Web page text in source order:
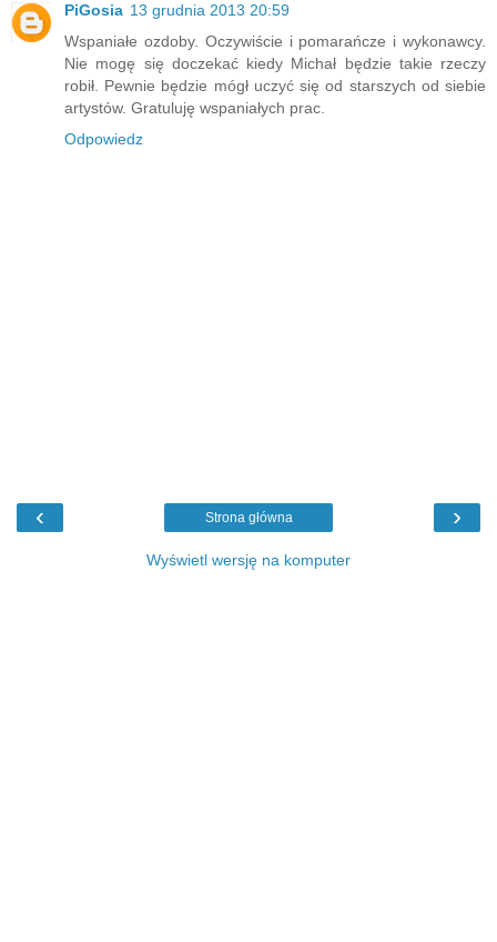
PiGosia 13 grudnia 2013 20:59
Wspaniałe ozdoby. Oczywiście i pomarańcze i wykonawcy.
Nie mogę się doczekać kiedy Michał będzie takie rzeczy
robił. Pewnie będzie mógł uczyć się od starszych od siebie
artystów. Gratuluję wspaniałych prac.
Odpowiedz
‹ ›
Strona główna
Wyświetl wersję na komputer